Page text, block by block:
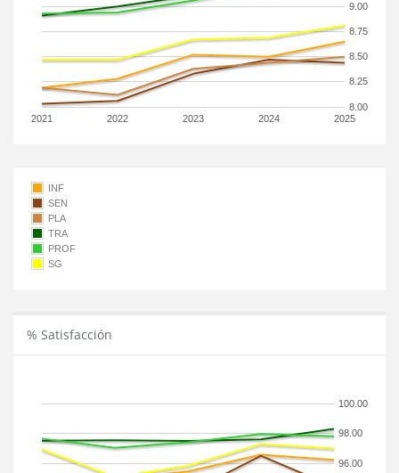
2021 2022 2023 2024 2025
8.00
8.25
8.50
8.75
9.00
INF
SEN
PLA
TRA
PROF
SG
% Satisfacción
96.00
98.00
100.00